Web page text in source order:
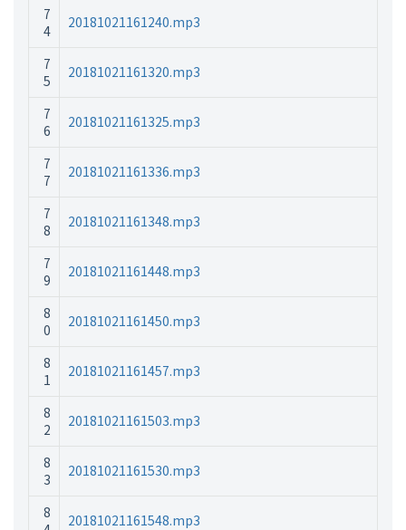
7
4
20181021161240.mp3
7
5
20181021161320.mp3
7
6
20181021161325.mp3
7
7
20181021161336.mp3
7
8
20181021161348.mp3
7
9
20181021161448.mp3
8
0
20181021161450.mp3
8
1
20181021161457.mp3
8
2
20181021161503.mp3
8
3
20181021161530.mp3
8
20181021161548.mp3